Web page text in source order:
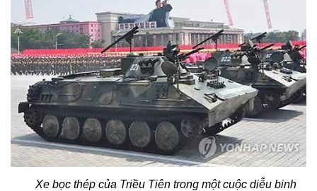
Xe bọc thép của Triều Tiên trong một cuộc diễu binh